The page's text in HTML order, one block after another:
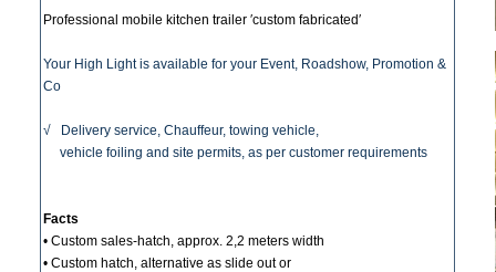
Professional mobile kitchen trailer ′custom fabricated′
Your High Light is available for your Event, Roadshow, Promotion &
Co
√ Delivery service, Chauffeur, towing vehicle,
vehicle foiling and site permits, as per customer requirements
Facts
• Custom sales-hatch, approx. 2,2 meters width
• Custom hatch, alternative as slide out or